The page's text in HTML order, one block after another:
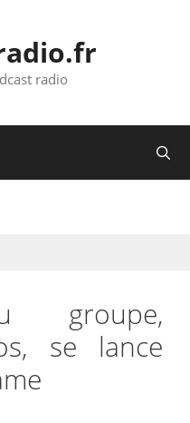
radio
groupe,
se lance